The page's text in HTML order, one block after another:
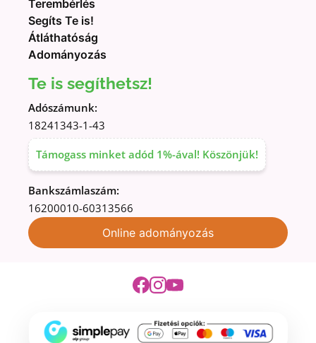
Terembérlés
Segíts Te is!
Átláthatóság
Adományozás
Te is segíthetsz!
Adószámunk:
18241343-1-43
Támogass minket adód 1%-ával! Köszönjük!
Bankszámlaszám:
16200010-60313566
Online adományozás